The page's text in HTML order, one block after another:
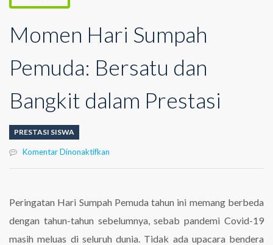
Momen Hari Sumpah
Pemuda: Bersatu dan
Bangkit dalam Prestasi
PRESTASI SISWA
Komentar Dinonaktifkan
Pemuda:
dan
Bangkit
Peringatan Hari Sumpah Pemuda tahun ini memang berbeda
dengan tahun-tahun sebelumnya, sebab pandemi Covid-19
masih meluas di seluruh dunia. Tidak ada upacara bendera